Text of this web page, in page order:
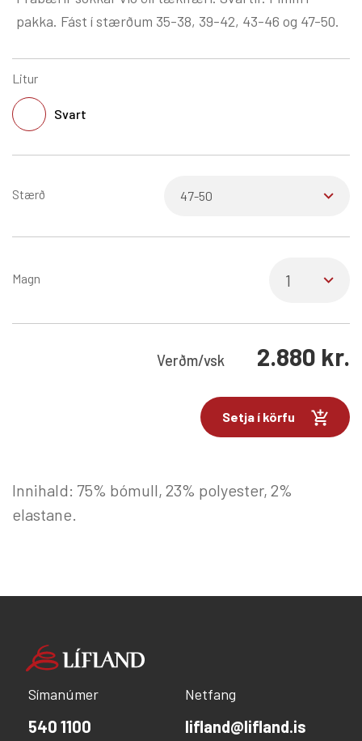
pakka. Fást í stærðum 35-38, 39-42, 43-46 og 47-50.
Litur
Svart
Stærð
Magn
Verðm/vsk 2.880 kr.
Setja í körfu
Innihald: 75% bómull, 23% polyester, 2%
elastane.
Símanúmer
540 1100
Netfang
lifland@lifland.is